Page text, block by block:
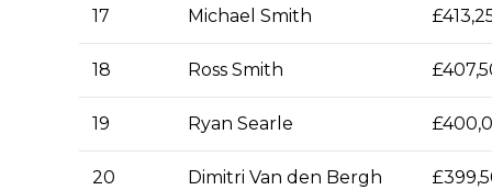
17 Michael Smith
18 Ross Smith
19 Ryan Searle
20 Dimitri Van den Bergh